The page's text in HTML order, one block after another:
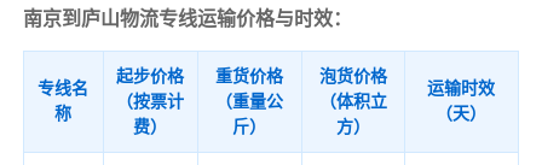
南京到庐山物流专线运输价格与时效：
专线名
称
起步价格
（按票计
费）
重货价格
（重量公
斤）
泡货价格
（体积立
方）
运输时效
（天）